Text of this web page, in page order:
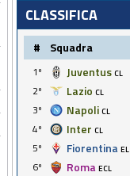
CLASSIFICA
# Squadra
1º Juventus CL
2º
Lazio CL
3º
Napoli CL
4º
Inter CL
5º
Fiorentina EL
6º
Roma ECL